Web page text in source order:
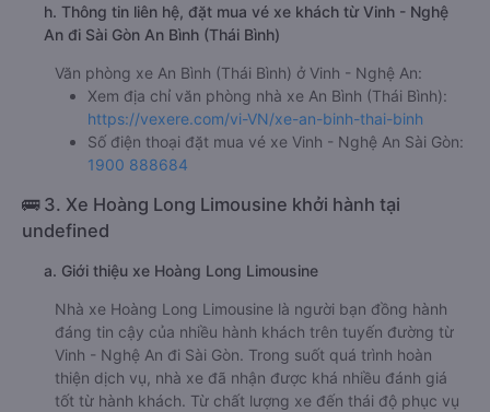
h. Thông tin liên hệ, đặt mua vé xe khách từ Vinh - Nghệ
An đi Sài Gòn An Bình (Thái Bình)
Văn phòng xe An Bình (Thái Bình) ở Vinh - Nghệ An:
Xem địa chỉ văn phòng nhà xe An Bình (Thái Bình):
https://vexere.com/vi-VN/xe-an-binh-thai-binh
Số điện thoại đặt mua vé xe Vinh - Nghệ An Sài Gòn:
1900 888684
🚌 3. Xe Hoàng Long Limousine khởi hành tại
undefined
a. Giới thiệu xe Hoàng Long Limousine
Nhà xe Hoàng Long Limousine là người bạn đồng hành
đáng tin cậy của nhiều hành khách trên tuyến đường từ
Vinh - Nghệ An đi Sài Gòn. Trong suốt quá trình hoàn
thiện dịch vụ, nhà xe đã nhận được khá nhiều đánh giá
tốt từ hành khách. Từ chất lượng xe đến thái độ phục vụ